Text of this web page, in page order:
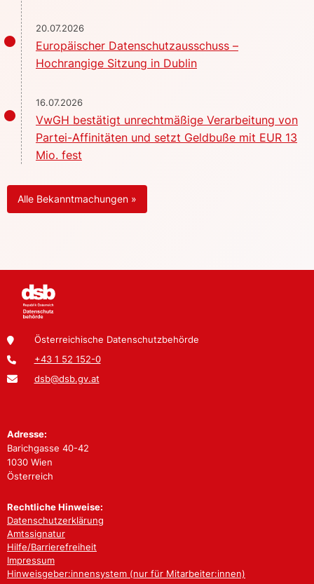
20.07.2026
Europäischer Datenschutzausschuss –
Hochrangige Sitzung in Dublin
16.07.2026
VwGH bestätigt unrechtmäßige Verarbeitung von
Partei-Affinitäten und setzt Geldbuße mit EUR 13
Mio. fest
Alle Bekanntmachungen »
Österreichische Datenschutzbehörde
+43 1 52 152-0
dsb@dsb.gv.at
Adresse:
Barichgasse 40-42
1030 Wien
Österreich
Rechtliche Hinweise:
Datenschutzerklärung
Amtssignatur
Hilfe/Barrierefreiheit
Impressum
Hinweisgeber:innensystem (nur für Mitarbeiter:innen)